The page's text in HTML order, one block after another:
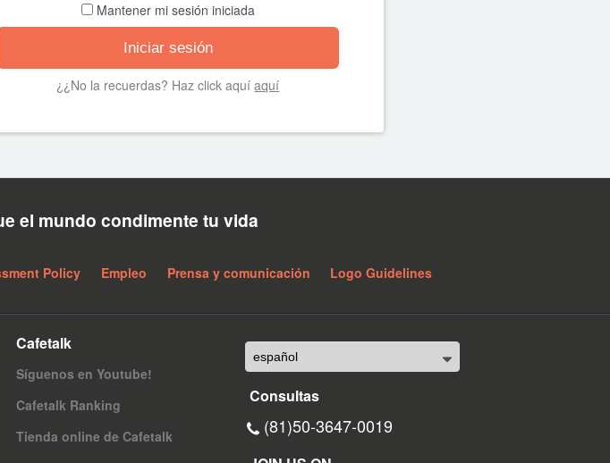
Mantener mi sesión iniciada
¿¿No la recuerdas? Haz click aquíaquí
el mundo condimente tu vida
Policy Empleo Prensa y comunicación Logo Guidelines
Consultas
(81)50-3647-0019
Cafetalk
Síguenos en Youtube!
Cafetalk Ranking
Tienda online de Cafetalk